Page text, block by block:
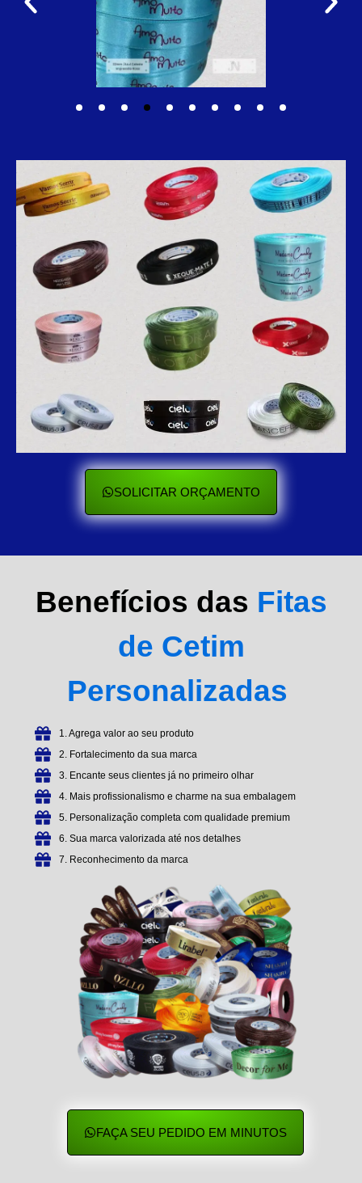
SOLICITAR ORÇAMENTO
Benefícios das Fitas
de Cetim
Personalizadas
1. Agrega valor ao seu produto
2. Fortalecimento da sua marca
3. Encante seus clientes já no primeiro olhar
4. Mais profissionalismo e charme na sua embalagem
5. Personalização completa com qualidade premium
6. Sua marca valorizada até nos detalhes
7. Reconhecimento da marca
FAÇA SEU PEDIDO EM MINUTOS